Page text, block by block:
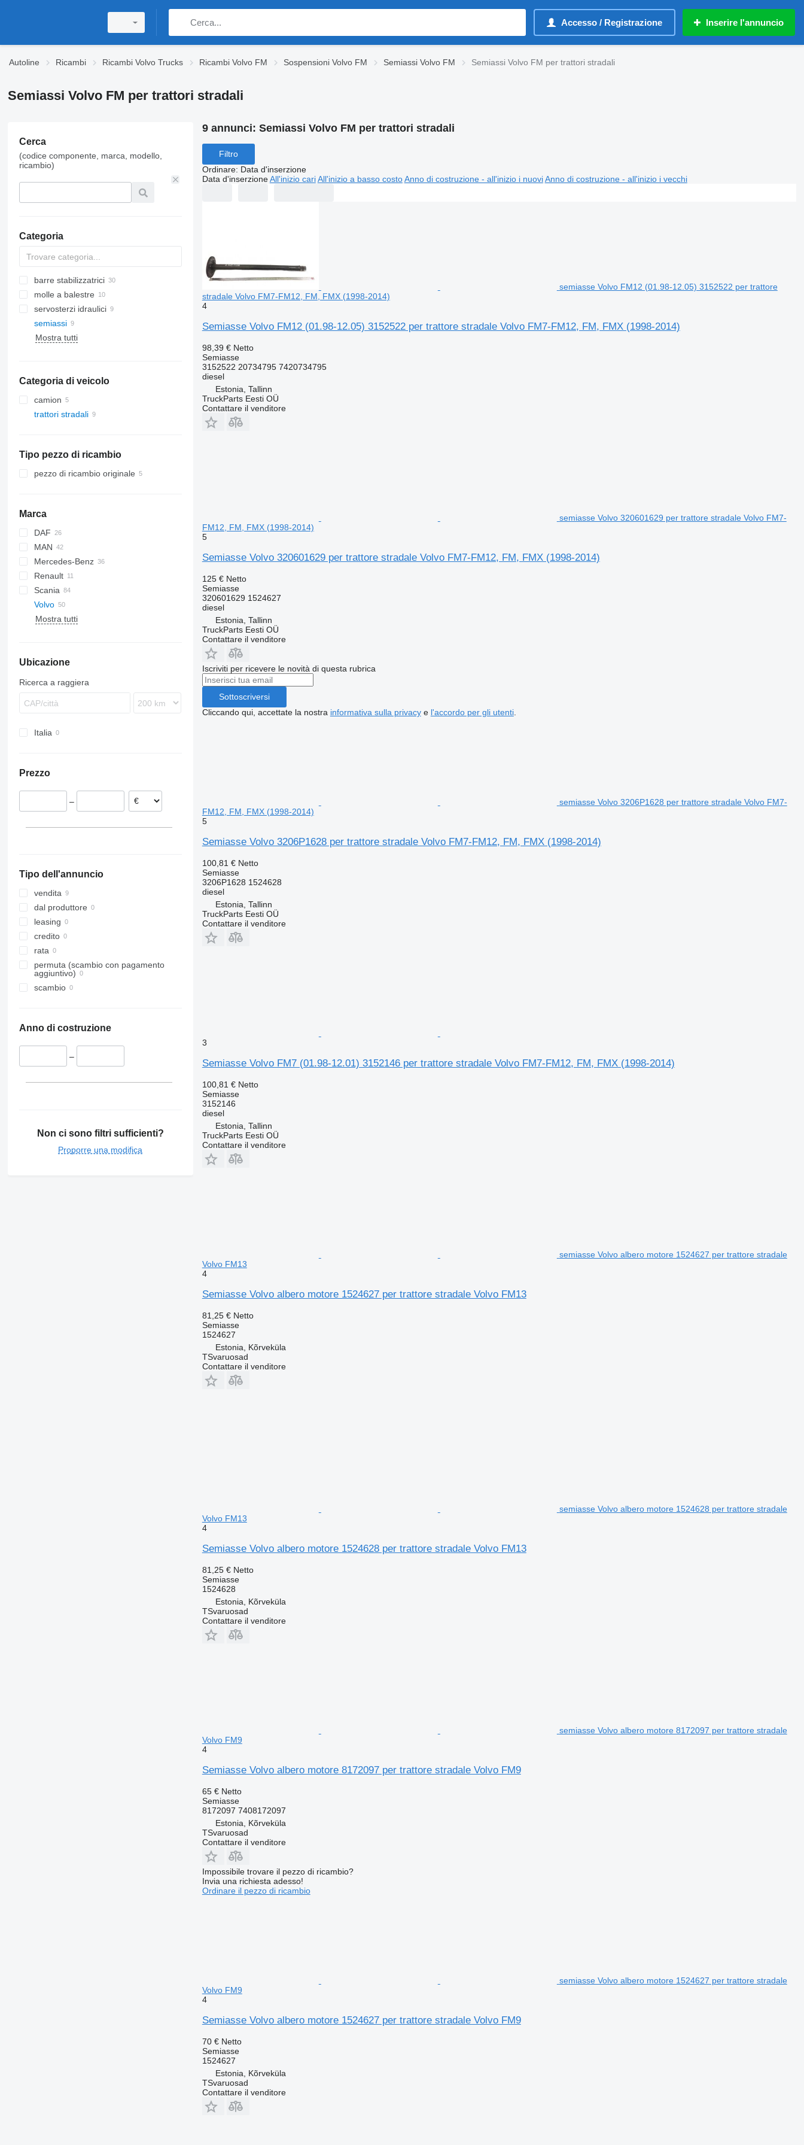
Accesso / Registrazione Inserire l'annuncio
Autoline Ricambi Ricambi Volvo Trucks Ricambi Volvo FM Sospensioni Volvo FM Semiassi Volvo FM Semiassi Volvo FM per trattori stradali
Semiassi Volvo FM per trattori stradali
Cerca
(codice componente, marca, modello,
ricambio)
Categoria
barre stabilizzatrici
molle a balestre
servosterzi idraulici
semiassi
Mostra tutti
Categoria di veicolo
camion
trattori stradali
Tipo pezzo di ricambio
pezzo di ricambio originale
Marca
DAF
CF
LF
XF
XG
Eurotech
Stralis
Trakker
MAN
TGA
TGL
TGM
TGS
TGX
Mercedes-Benz
Actros
Antos
Arocs
Atego
MB
Canter
Renault
Magnum
Premium
Scania
G-series
P-series
Volvo
FE
FH13
FL6
FL10
FL612
FM
FM9
VNL
Mostra tutti
Ubicazione
Ricerca a raggiera
Italia
Prezzo
–
Tipo dell'annuncio
vendita
dal produttore
leasing
credito
rata
permuta (scambio con pagamento
aggiuntivo)
scambio
Anno di costruzione
–
Non ci sono filtri sufficienti?
Proporre una modifica
9 annunci: Semiassi Volvo FM per trattori stradali
Filtro
Ordinare: Data d'inserzione
Data d'inserzione All'inizio cari All'inizio a basso costo Anno di costruzione - all'inizio i nuovi Anno di costruzione - all'inizio i vecchi
semiasse Volvo FM12 (01.98-12.05) 3152522 per trattore
stradale Volvo FM7-FM12, FM, FMX (1998-2014)
4
Semiasse Volvo FM12 (01.98-12.05) 3152522 per trattore stradale Volvo FM7-FM12, FM, FMX (1998-2014)
98,39 € Netto
Semiasse
3152522 20734795 7420734795
diesel
Estonia, Tallinn
TruckParts Eesti OÜ
Contattare il venditore
semiasse Volvo 320601629 per trattore stradale Volvo FM7-
FM12, FM, FMX (1998-2014)
5
Semiasse Volvo 320601629 per trattore stradale Volvo FM7-FM12, FM, FMX (1998-2014)
125 € Netto
Semiasse
320601629 1524627
diesel
Estonia, Tallinn
TruckParts Eesti OÜ
Contattare il venditore
Iscriviti per ricevere le novità di questa rubrica
Sottoscriversi
Cliccando qui, accettate la nostra informativa sulla privacye l'accordo per gli utenti.
semiasse Volvo 3206P1628 per trattore stradale Volvo FM7-
FM12, FM, FMX (1998-2014)
5
Semiasse Volvo 3206P1628 per trattore stradale Volvo FM7-FM12, FM, FMX (1998-2014)
100,81 € Netto
Semiasse
3206P1628 1524628
diesel
Estonia, Tallinn
TruckParts Eesti OÜ
Contattare il venditore
3
Semiasse Volvo FM7 (01.98-12.01) 3152146 per trattore stradale Volvo FM7-FM12, FM, FMX (1998-2014)
100,81 € Netto
Semiasse
3152146
diesel
Estonia, Tallinn
TruckParts Eesti OÜ
Contattare il venditore
semiasse Volvo albero motore 1524627 per trattore stradale
Volvo FM13
4
Semiasse Volvo albero motore 1524627 per trattore stradale Volvo FM13
81,25 € Netto
Semiasse
1524627
Estonia, Kõrveküla
TSvaruosad
Contattare il venditore
semiasse Volvo albero motore 1524628 per trattore stradale
Volvo FM13
4
Semiasse Volvo albero motore 1524628 per trattore stradale Volvo FM13
81,25 € Netto
Semiasse
1524628
Estonia, Kõrveküla
TSvaruosad
Contattare il venditore
semiasse Volvo albero motore 8172097 per trattore stradale
Volvo FM9
4
Semiasse Volvo albero motore 8172097 per trattore stradale Volvo FM9
65 € Netto
Semiasse
8172097 7408172097
Estonia, Kõrveküla
TSvaruosad
Contattare il venditore
Impossibile trovare il pezzo di ricambio?
Invia una richiesta adesso!
Ordinare il pezzo di ricambio
semiasse Volvo albero motore 1524627 per trattore stradale
Volvo FM9
4
Semiasse Volvo albero motore 1524627 per trattore stradale Volvo FM9
70 € Netto
Semiasse
1524627
Estonia, Kõrveküla
TSvaruosad
Contattare il venditore